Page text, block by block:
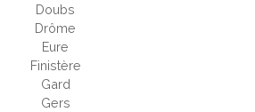
Doubs
Drôme
Eure
Finistère
Gard
Gers